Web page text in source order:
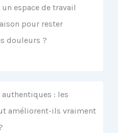
espace de travail
pour rester
douleurs ?
authentiques : les
améliorent-ils vraiment